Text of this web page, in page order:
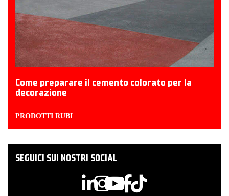
Come preparare il cemento colorato per la
decorazione
PRODOTTI RUBI
SEGUICI SUI NOSTRI SOCIAL